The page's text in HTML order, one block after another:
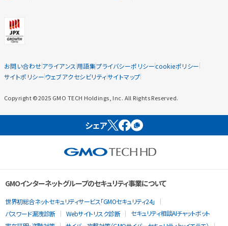
お問い合わせアライアンス 用語集プライバシーポリシーcookieポリシー
サイトポリシー ウェブアクセシビリティサイトマップ
Copyright ©2025 GMO TECH Holdings, Inc. All Rights Reserved.
シェア
GMOインターネットグループのセキュリティ事業について
世界初総合ネットセキュリティサービス「GMOセキュリティ24」
パスワード漏洩診断
Webサイトリスク診断
セキュリティ相談AIチャットボット